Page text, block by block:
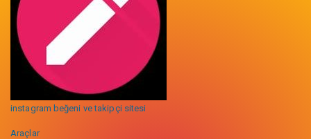
instagram beğeni ve takipçi sitesi
Araçlar